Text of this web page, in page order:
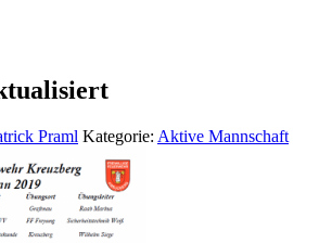
Praml Kategorie: Aktive Mannschaft